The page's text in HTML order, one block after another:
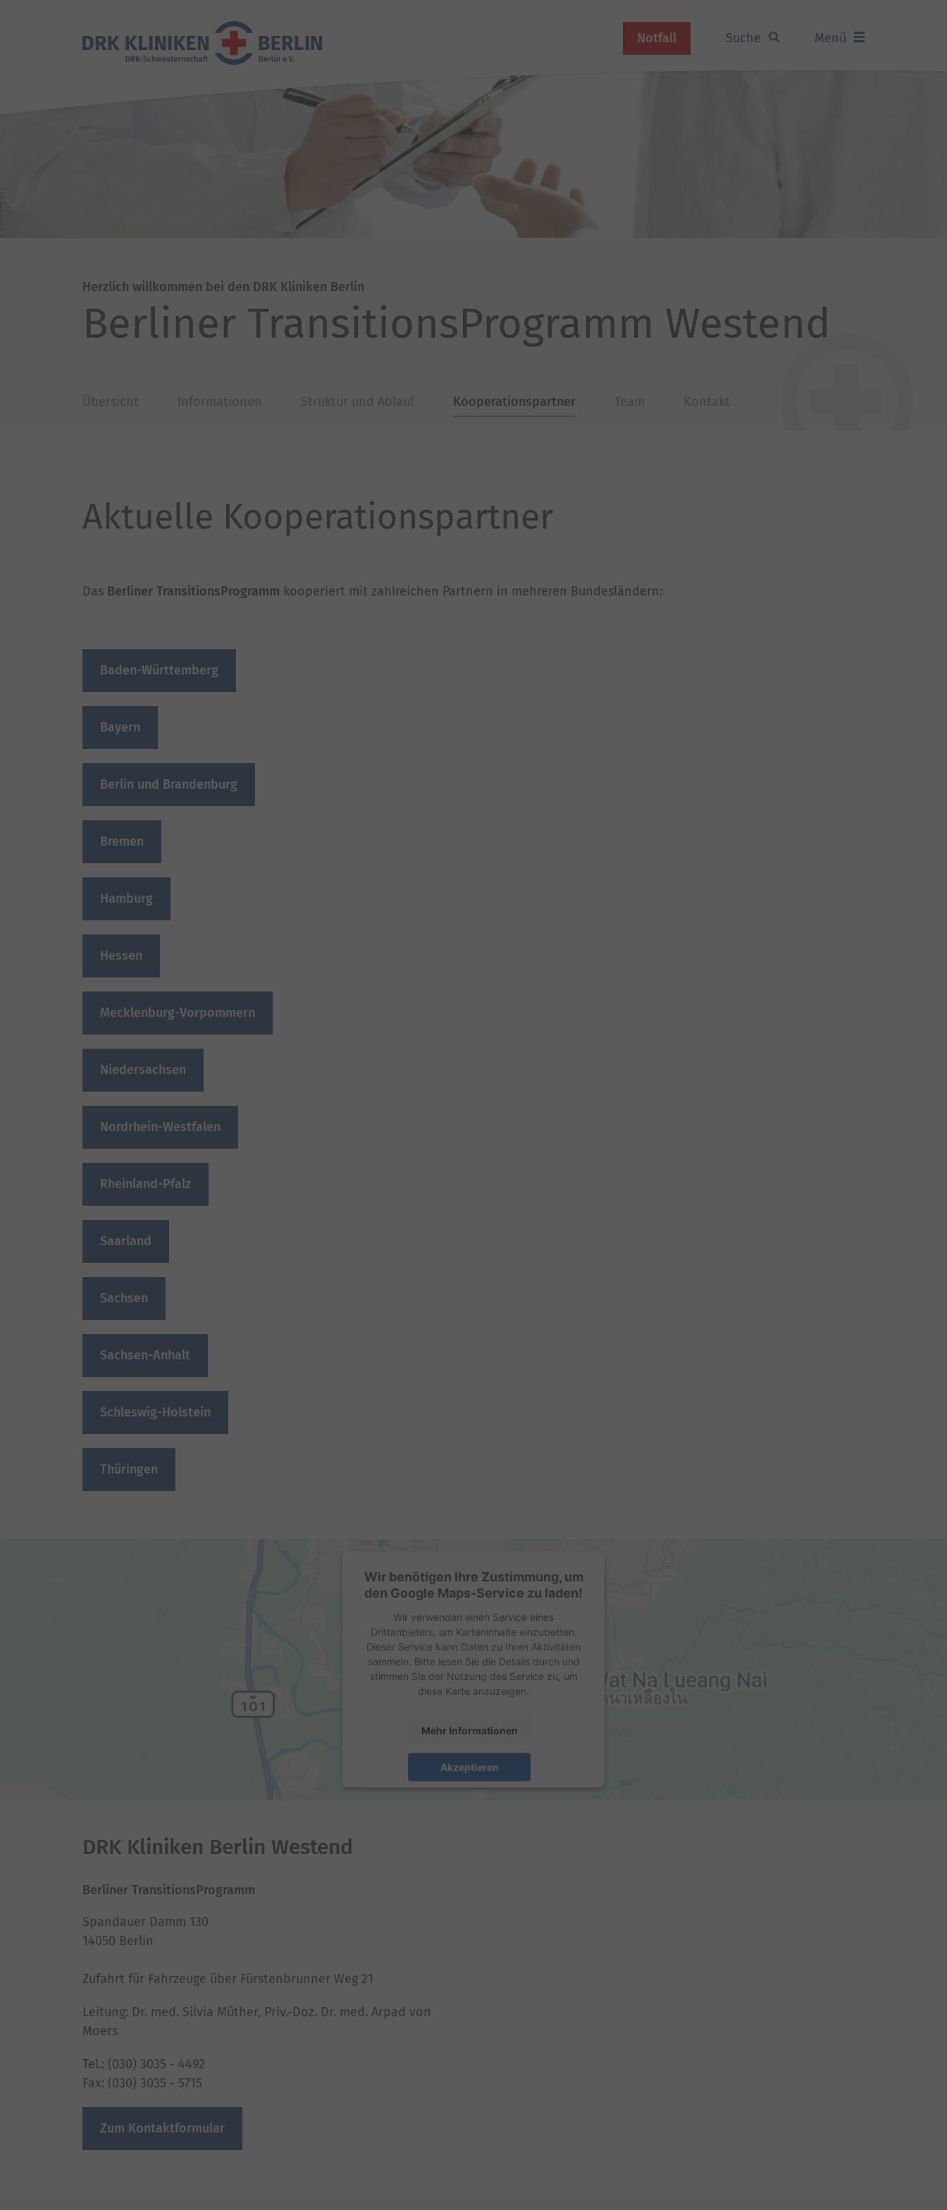
Notfall Suche Menü
Herzlich willkommen bei den DRK Kliniken Berlin
Berliner TransitionsProgramm Westend
Übersicht Informationen Struktur und Ablauf Kooperationspartner Team Kontakt
Aktuelle Kooperationspartner
Das Berliner TransitionsProgramm kooperiert mit zahlreichen Partnern in mehreren Bundesländern:
Baden-Württemberg
Bayern
Berlin und Brandenburg
Bremen
Hamburg
Hessen
Mecklenburg-Vorpommern
Niedersachsen
Nordrhein-Westfalen
Rheinland-Pfalz
Saarland
Sachsen
Sachsen-Anhalt
Schleswig-Holstein
Thüringen
Wir benötigen Ihre Zustimmung, um
den Google Maps-Service zu laden!
Wir verwenden einen Service eines
Drittanbieters, um Karteninhalte einzubetten.
Dieser Service kann Daten zu Ihren Aktivitäten
sammeln. Bitte lesen Sie die Details durch und
stimmen Sie der Nutzung des Service zu, um
diese Karte anzuzeigen.
Mehr Informationen
Akzeptieren
DRK Kliniken Berlin Westend
Berliner TransitionsProgramm
Spandauer Damm 130
14050 Berlin
Zufahrt für Fahrzeuge über Fürstenbrunner Weg 21
Leitung: Dr. med. Silvia Müther, Priv.-Doz. Dr. med. Arpad von
Moers
Tel.: (030) 3035 - 4492
Fax: (030) 3035 - 5715
Zum Kontaktformular